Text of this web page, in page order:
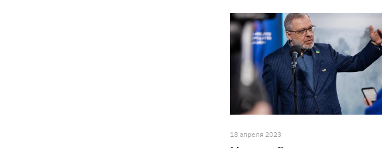
18 апреля 2023